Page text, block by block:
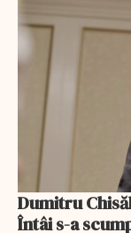
Dumitru
Întâi s-a